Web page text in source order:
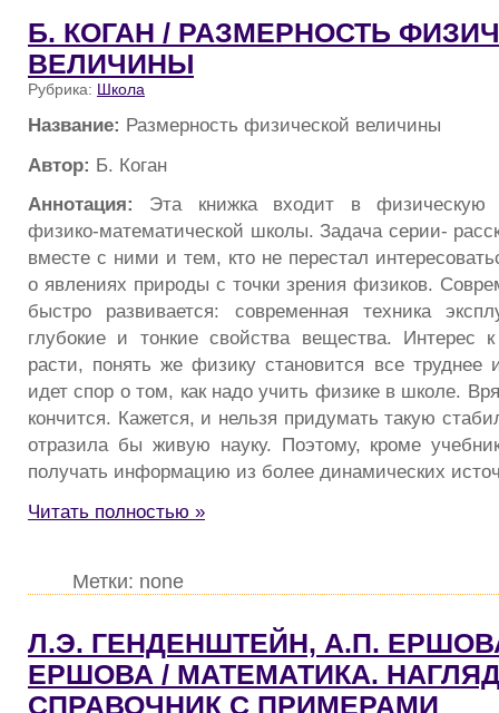
Б. КОГАН / РАЗМЕРНОСТЬ
ВЕЛИЧИНЫ
Рубрика: Школа
Название: Размерность физической величины
Автор: Б. Коган
Аннотация: Эта книжка входит в физическую
физико-математической школы. Задача серии-
вместе с ними и тем, кто не перестал
о явлениях природы с точки зрения физиков.
быстро развивается: совре­менная техника
глубокие и тонкие свойства вещества. Интерес
расти, понять же физику становится все труднее
идет спор о том, как надо учить физике в школе.
кончится. Кажется, и нельзя при­думать такую
отразила бы живую науку. Поэтому, кроме
получать информацию из более динамических
Читать полностью »
Метки: none
Л.Э. ГЕНДЕНШТЕЙН, А.П.
ЕРШОВА / МАТЕМАТИКА.
СПРАВОЧНИК С ПРИМЕРАМИ